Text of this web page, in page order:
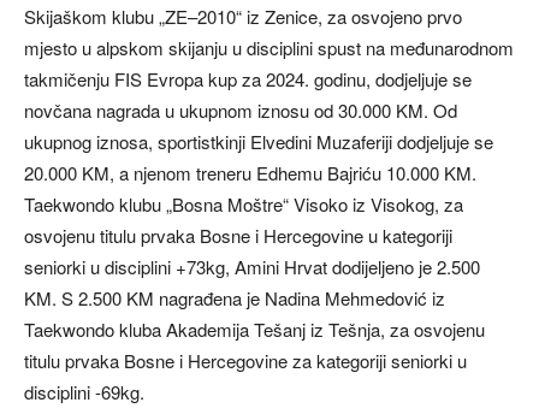
Skijaškom klubu „ZE–2010“ iz Zenice, za osvojeno prvo
mjesto u alpskom skijanju u disciplini spust na međunarodnom
takmičenju FIS Evropa kup za 2024. godinu, dodjeljuje se
novčana nagrada u ukupnom iznosu od 30.000 KM. Od
ukupnog iznosa, sportistkinji Elvedini Muzaferiji dodjeljuje se
20.000 KM, a njenom treneru Edhemu Bajriću 10.000 KM.
Taekwondo klubu „Bosna Moštre“ Visoko iz Visokog, za
osvojenu titulu prvaka Bosne i Hercegovine u kategoriji
seniorki u disciplini +73kg, Amini Hrvat dodijeljeno je 2.500
KM. S 2.500 KM nagrađena je Nadina Mehmedović iz
Taekwondo kluba Akademija Tešanj iz Tešnja, za osvojenu
titulu prvaka Bosne i Hercegovine za kategoriji seniorki u
disciplini -69kg.